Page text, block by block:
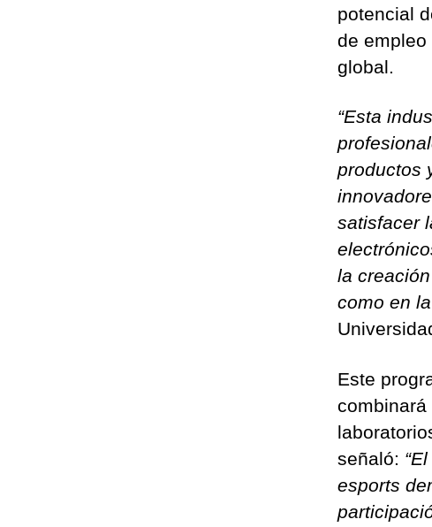
potencial
de
global.
“Esta
productos
satisfacer
la
como en
Este
señaló:
esports